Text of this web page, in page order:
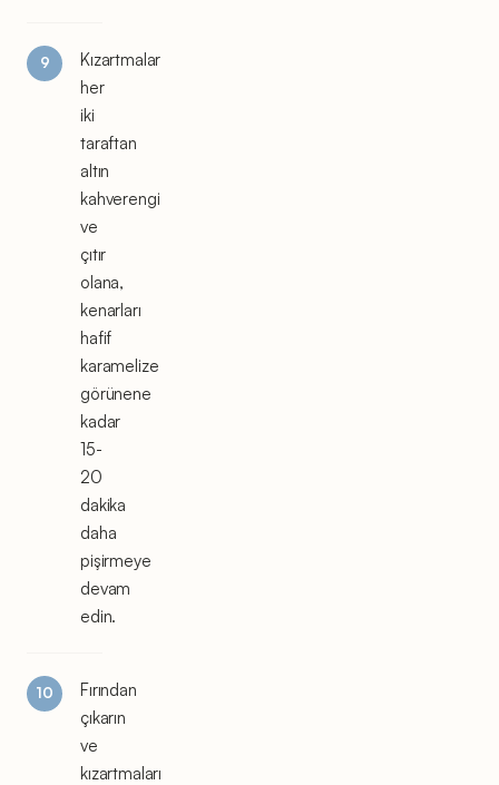
Kızartmalar
her
iki
taraftan
altın
kahverengi
ve
çıtır
olana,
kenarları
hafif
karamelize
görünene
kadar
15-
20
dakika
daha
pişirmeye
devam
edin.
Fırından
çıkarın
ve
kızartmaları